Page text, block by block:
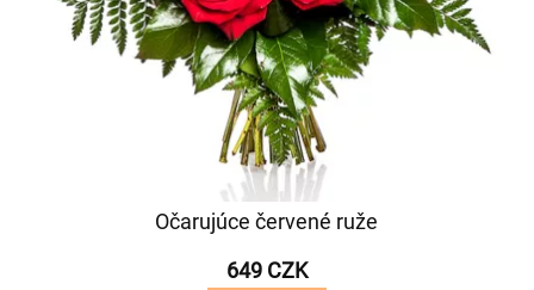
Očarujúce červené ruže
649 CZK